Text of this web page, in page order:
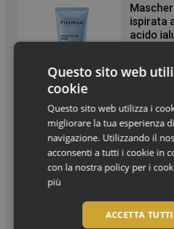
ispirata
acido
Articoli recenti
Styling in valigia per capelli sempre
Effetto glow immediato e modulabile
Questo sito web
cookie
Questo sito web utilizza i
migliorare la tua esperienza di
navigazione. Utilizzando il
acconsenti a tutti i cookie in
con la nostra policy per i
più
ACCETTA TUTTI